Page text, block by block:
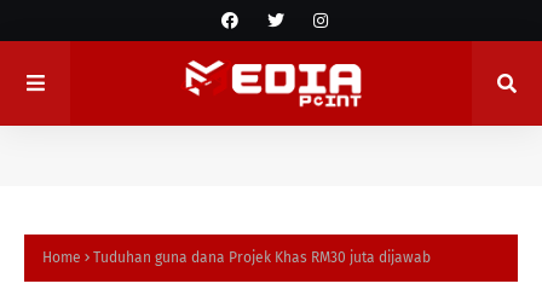
Home Tuduhan guna dana Projek Khas RM30 juta dijawab